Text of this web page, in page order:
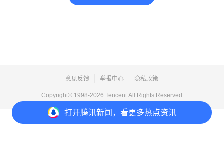
打开腾讯新闻，看更多热点资讯
意见反馈 举报中心 隐私政策
Copyright© 1998-2026 Tencent.All Rights Reserved